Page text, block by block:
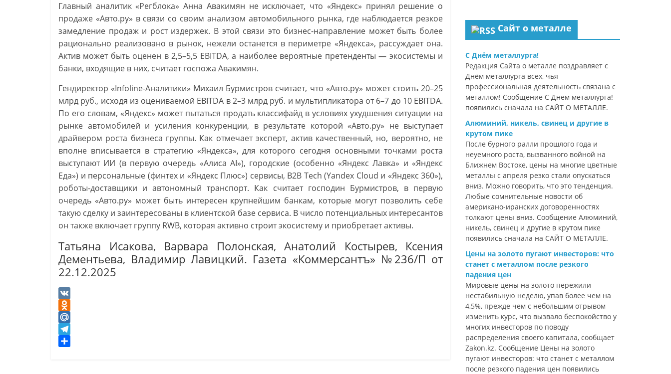
Главный аналитик «Регблока» Анна Авакимян не исключает, что «Яндекс» принял решение о
продаже «Авто.ру» в связи со своим анализом автомобильного рынка, где наблюдается резкое
замедление продаж и рост издержек. В этой связи это бизнес-направление может быть более
рационально реализовано в рынок, нежели останется в периметре «Яндекса», рассуждает она.
Актив может быть оценен в 2,5–5,5 EBITDA, а наиболее вероятные претенденты — экосистемы и
банки, входящие в них, считает госпожа Авакимян.
Гендиректор «Infoline-Аналитики» Михаил Бурмистров считает, что «Авто.ру» может стоить 20–25
млрд руб., исходя из оцениваемой EBITDA в 2–3 млрд руб. и мультипликатора от 6–7 до 10 EBITDA.
По его словам, «Яндекс» может пытаться продать классифайд в условиях ухудшения ситуации на
рынке автомобилей и усиления конкуренции, в результате которой «Авто.ру» не выступает
драйвером роста бизнеса группы. Как отмечает эксперт, актив качественный, но, вероятно, не
вполне вписывается в стратегию «Яндекса», для которого сегодня основными точками роста
выступают ИИ (в первую очередь «Алиса AI»), городские (особенно «Яндекс Лавка» и «Яндекс
Еда») и персональные (финтех и «Яндекс Плюс») сервисы, B2B Tech (Yandex Cloud и «Яндекс 360»),
роботы-доставщики и автономный транспорт. Как считает господин Бурмистров, в первую
очередь «Авто.ру» может быть интересен крупнейшим банкам, которые могут позволить себе
такую сделку и заинтересованы в клиентской базе сервиса. В число потенциальных интересантов
он также включает группу RWB, которая активно строит экосистему и приобретает активы.
Татьяна Исакова, Варвара Полонская, Анатолий Костырев, Ксения
Дементьева, Владимир Лавицкий. Газета «Коммерсантъ» №236/П от
22.12.2025
V
K
O
d
n
M
aT
Сайт о металле
С Днём металлурга!
Редакция Сайта о металле поздравляет с
Днём металлурга всех, чья
профессиональная деятельность связана с
металлом! Сообщение С Днём металлурга!
появились сначала на САЙТ О МЕТАЛЛЕ.
Алюминий, никель, свинец и другие в
крутом пике
После бурного ралли прошлого года и
неуемного роста, вызванного войной на
Ближнем Востоке, цены на многие цветные
металлы с апреля резко стали опускаться
вниз. Можно говорить, что это тенденция.
Любые сомнительные новости об
американо-иранских договоренностях
толкают цены вниз. Сообщение Алюминий,
никель, свинец и другие в крутом пике
появились сначала на САЙТ О МЕТАЛЛЕ.
Цены на золото пугают инвесторов: что
станет с металлом после резкого
падения цен
Мировые цены на золото пережили
нестабильную неделю, упав более чем на
4,5%, прежде чем с небольшим отрывом
изменить курс, что вызвало беспокойство у
многих инвесторов по поводу
распределения своего капитала, сообщает
Zakon.kz. Сообщение Цены на золото
пугают инвесторов: что станет с металлом
после резкого падения цен появились